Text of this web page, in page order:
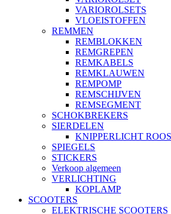
VARIOROLSETS
VLOEISTOFFEN
REMMEN
REMBLOKKEN
REMGREPEN
REMKABELS
REMKLAUWEN
REMPOMP
REMSCHIJVEN
REMSEGMENT
SCHOKBREKERS
SIERDELEN
KNIPPERLICHT
SPIEGELS
STICKERS
Verkoop algemeen
VERLICHTING
KOPLAMP
SCOOTERS
ELEKTRISCHE SCOOTERS